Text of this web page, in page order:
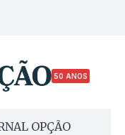
50 ANOS
OPÇÃO